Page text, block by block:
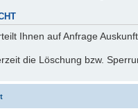
Ihnen auf Anfrage
die Löschung bzw.